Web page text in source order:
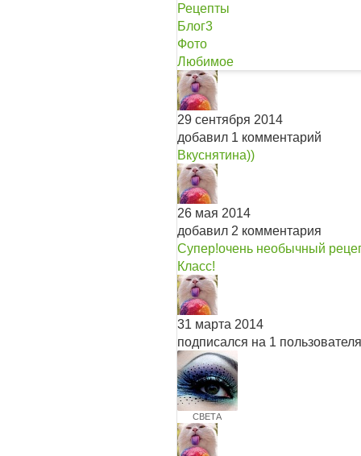
Рецепты
Блог3
Фото
Любимое
29 сентября 2014
добавил 1 комментарий
Вкуснятина))
26 мая 2014
добавил 2 комментария
Супер!очень необычный
Класс!
31 марта 2014
подписался на 1 пользователя
СВЕТА